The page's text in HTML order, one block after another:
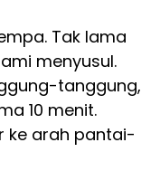
Tak lama
menyusul.
tanggung,
10 menit.
ke arah pantai-